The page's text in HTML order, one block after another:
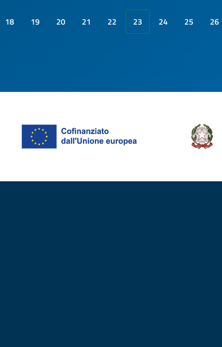
18 19 20 21 22 23 24 25 26